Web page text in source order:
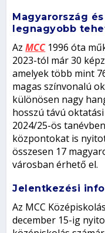
Magyarország
legnagyobb
AzMCC1996 óta
2023-tól már 30
amelyek több mint
magas színvonalú
különösen nagy
hosszú távú
2024/25-ös
központokat is
összesen 17
városban érhető el.
Jelentkezési
Az MCC
december 15-ig